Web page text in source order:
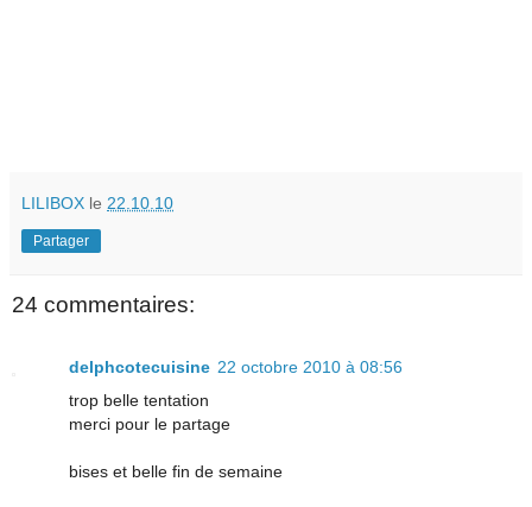
LILIBOX le 22.10.10
Partager
24 commentaires:
delphcotecuisine 22 octobre 2010 à 08:56
trop belle tentation
merci pour le partage
bises et belle fin de semaine